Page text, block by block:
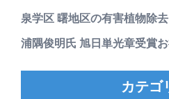
泉学区 曙地区の有害植物除
浦隅俊明氏 旭日単光章受賞
カテゴ